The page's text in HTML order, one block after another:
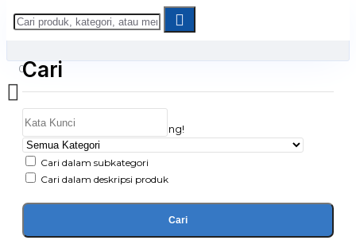
0
Daftar belanja Anda kosong!
Cari
Cari dalam subkategori
Cari dalam deskripsi produk
Cari